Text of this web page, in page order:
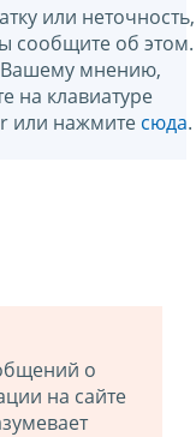
или неточность,
сообщите об этом.
Вашему мнению,
на клавиатуре
или нажмите сюда.
о
на сайте